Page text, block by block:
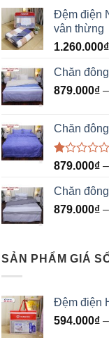
Đệm điện
vân thừng
1.260.000₫
Chăn
879.000₫ –
Chăn
Được
hạng
1.00
5
879.000₫ –
Chăn
879.000₫ –
SẢN PHẨM GIÁ
Đệm điện
594.000₫ –